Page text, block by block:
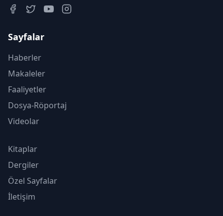
Sayfalar
Haberler
Makaleler
Faaliyetler
Dosya-Röportaj
Videolar
Kitaplar
Dergiler
Özel Sayfalar
İletişim